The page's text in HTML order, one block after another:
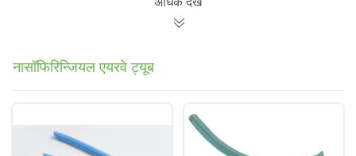
नासॉफिरिन्जियल एयरवे ट्यूब